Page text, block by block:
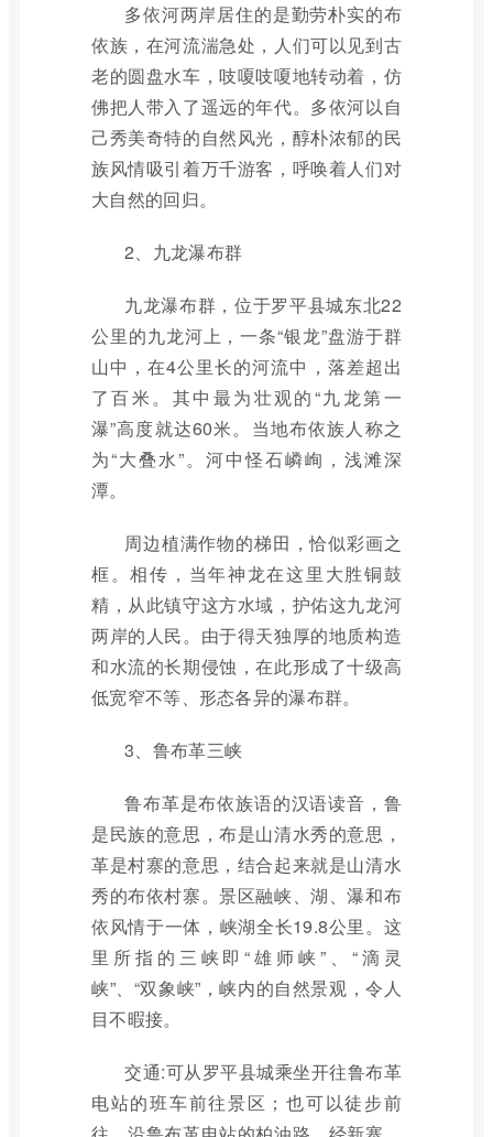
多依河两岸居住的是勤劳朴实的布
依族，在河流湍急处，人们可以见到古
老的圆盘水车，吱嗄吱嗄地转动着，仿
佛把人带入了遥远的年代。多依河以自
己秀美奇特的自然风光，醇朴浓郁的民
族风情吸引着万千游客，呼唤着人们对
大自然的回归。
2、九龙瀑布群
九龙瀑布群，位于罗平县城东北22
公里的九龙河上，一条“银龙”盘游于群
山中，在4公里长的河流中，落差超出
了百米。其中最为壮观的“九龙第一
瀑”高度就达60米。当地布依族人称之
为“大叠水”。河中怪石嶙峋，浅滩深
潭。
周边植满作物的梯田，恰似彩画之
框。相传，当年神龙在这里大胜铜鼓
精，从此镇守这方水域，护佑这九龙河
两岸的人民。由于得天独厚的地质构造
和水流的长期侵蚀，在此形成了十级高
低宽窄不等、形态各异的瀑布群。
3、鲁布革三峡
鲁布革是布依族语的汉语读音，鲁
是民族的意思，布是山清水秀的意思，
革是村寨的意思，结合起来就是山清水
秀的布依村寨。景区融峡、湖、瀑和布
依风情于一体，峡湖全长19.8公里。这
里所指的三峡即“雄师峡”、“滴灵
峡”、“双象峡”，峡内的自然景观，令人
目不暇接。
交通:可从罗平县城乘坐开往鲁布革
电站的班车前往景区；也可以徒步前